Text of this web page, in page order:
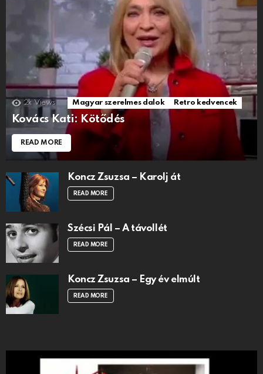
2k Views Magyar szerelmes dalok Retro kedvencek
Kovács Kati: Kötődés
READ MORE
Koncz Zsuzsa – Karolj át
READ MORE
Szécsi Pál – A távollét
READ MORE
Koncz Zsuzsa – Egy év elmúlt
READ MORE